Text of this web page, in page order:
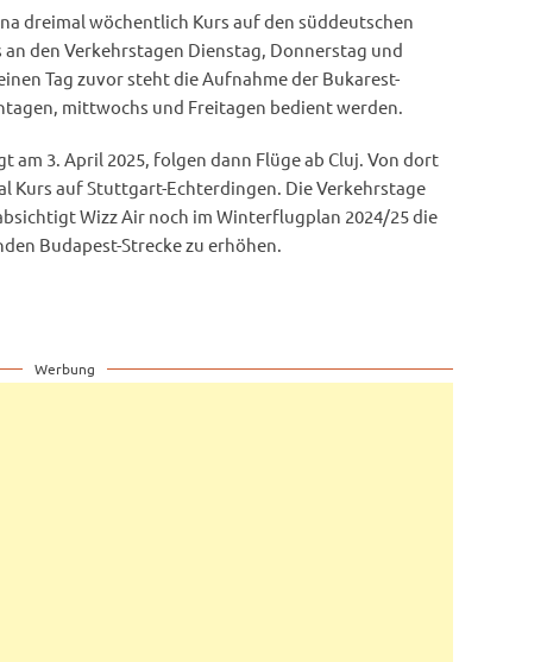
dreimal wöchentlich Kurs auf den süddeutschen
den Verkehrstagen Dienstag, Donnerstag und
Tag zuvor steht die Aufnahme der Bukarest-
mittwochs und Freitagen bedient werden.
am 3. April 2025, folgen dann Flüge ab Cluj. Von dort
Kurs auf Stuttgart-Echterdingen. Die Verkehrstage
Wizz Air noch im Winterflugplan 2024/25 die
Budapest-Strecke zu erhöhen.
Werbung